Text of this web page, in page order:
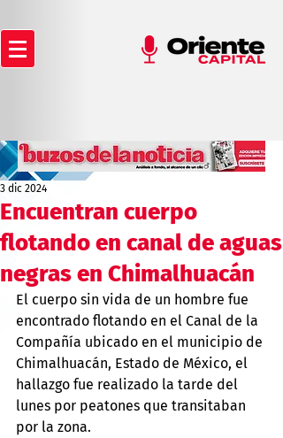
Encuentran cuerpo
flotando en canal de aguas
negras en Chimalhuacán
3 dic 2024
El cuerpo sin vida de un hombre fue
encontrado flotando en el Canal de la
Compañía ubicado en el municipio de
Chimalhuacán, Estado de México, el
hallazgo fue realizado la tarde del
lunes por peatones que transitaban
por la zona.